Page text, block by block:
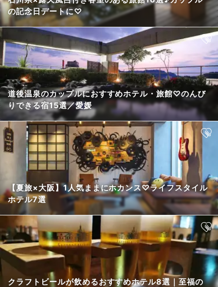
の記念日デートに♡
道後温泉のカップルにおすすめホテル・旅館♡のんび
りできる宿15選／愛媛
【夏旅×大阪】1人気ままにホカンス♡ライフスタイル
ホテル7選
クラフトビールが飲めるおすすめホテル8選｜至福の